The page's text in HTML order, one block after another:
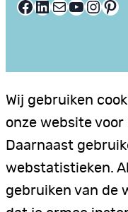
Facebook LinkedIn E-mail YouTube InstagramPinterest
Wij gebruiken
onze website
Daarnaast
webstatistieken.
gebruiken van de